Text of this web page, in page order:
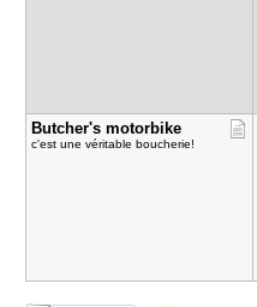
Butcher's ​motorbike
c'est une véritable boucherie!